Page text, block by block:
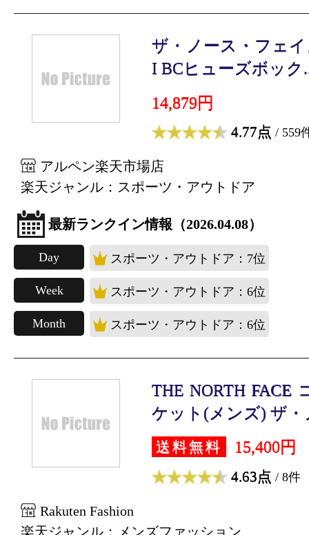
ザ・ノース・フェイ
I BCヒューズボック
14,879円
4.77点 / 559
アルペン楽天市場店
楽天ジャンル：スポーツ・アウトドア
最新ランクイン情報（2026.04.08）
Day スポーツ・アウトドア：7位
Week スポーツ・アウトドア：6位
Month スポーツ・アウトドア：6位
THE NORTH FACE
ケット(メンズ) ザ・
送料無料 15,400円
4.63点 / 8件
Rakuten Fashion
楽天ジャンル：メンズファッション